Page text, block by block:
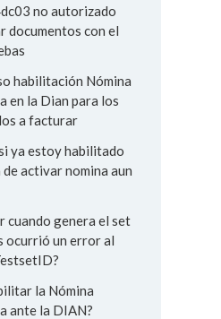
no autorizado
documentos con el
habilitación Nómina
en la Dian para los
a facturar
ya estoy habilitado
activar nomina aun
cuando genera el set
ocurrió un error al
la Nómina
ante la DIAN?